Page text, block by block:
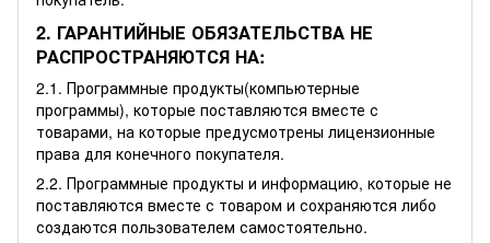
2. ГАРАНТИЙНЫЕ ОБЯЗАТЕЛЬСТВА НЕ
РАСПРОСТРАНЯЮТСЯ НА:
2.1. Программные продукты(компьютерные
программы), которые поставляются вместе с
товарами, на которые предусмотрены лицензионные
права для конечного покупателя.
2.2. Программные продукты и информацию, которые не
поставляются вместе с товаром и сохраняются либо
создаются пользователем самостоятельно.